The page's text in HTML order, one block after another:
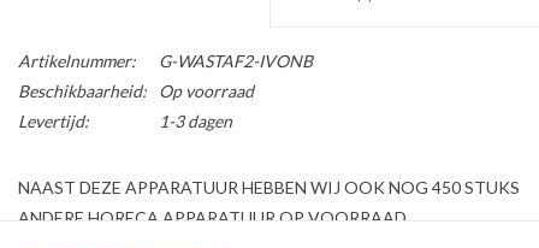
Artikelnummer:
G-WASTAF2-IVONB
Beschikbaarheid:
Op voorraad
Levertijd:
1-3 dagen
NAAST DEZE APPARATUUR HEBBEN WIJ OOK NOG 450 STUKS
ANDERE HORECA APPARATUUR OP VOORRAAD